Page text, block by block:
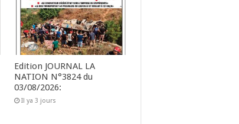
Edition JOURNAL LA
NATION N°3824 du
03/08/2026:
Il ya 3 jours